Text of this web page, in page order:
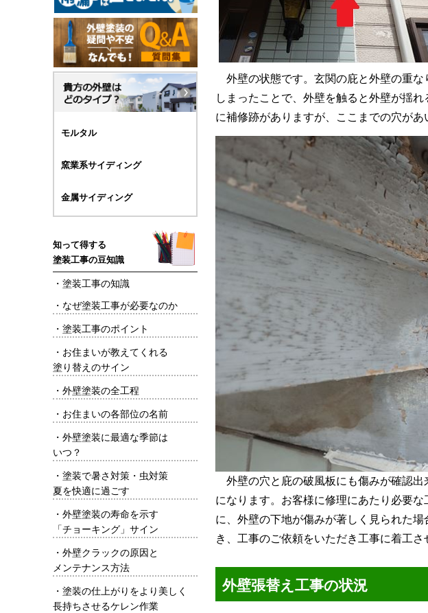
モルタル
窯業系サイディング
金属サイディング
知って得する
塗装工事の豆知識
・ 塗装工事の知識
・ なぜ塗装工事が必要なのか
・ 塗装工事のポイント
・ お住まいが教えてくれる
塗り替えのサイン
・ 外壁塗装の全工程
・ お住まいの各部位の名前
・ 外壁塗装に最適な季節は
いつ？
・ 塗装で暑さ対策・虫対策
夏を快適に過ごす
・ 外壁塗装の寿命を示す
「チョーキング」サイン
・ 外壁クラックの原因と
メンテナンス方法
・ 塗装の仕上がりをより美しく
長持ちさせるケレン作業
外壁の状態です。玄関の庇と外壁の重
しまったことで、外壁を触ると外壁が揺
に補修跡がありますが、ここまでの穴が
外壁の穴と庇の破風板にも傷みが確認
になります。お客様に修理にあたり必要
に、外壁の下地が傷みが著しく見られた
き、工事のご依頼をいただき工事に着工さ
外壁張替え工事の状況